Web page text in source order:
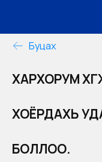
Буцах
ХАРХОРУМ
ХОЁРДАХЬ
БОЛЛОО.